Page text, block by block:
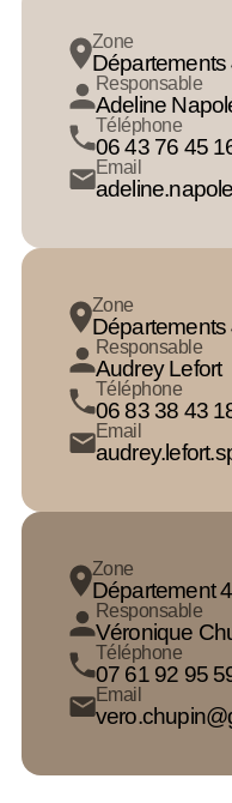
Zone
Responsable
Adeline
Téléphone
06 43 76 45
Email
Zone
Départements
Responsable
Audrey Lefort
Téléphone
06 83 38 43
Email
Zone
Département
Responsable
Véronique
Téléphone
07 61 92 95
Email